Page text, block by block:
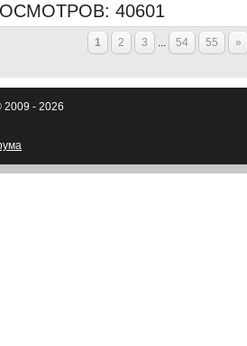
40601
1 2 3 ... 54 55 »
- 2026